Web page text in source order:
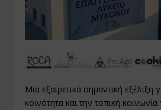
Μια εξαιρετικά σημαντική εξέλιξη
κοινότητα και την τοπική